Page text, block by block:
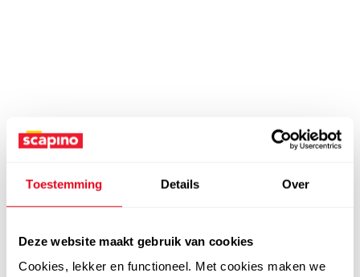
Toestemming Details Over
Deze website maakt gebruik van cookies
Cookies, lekker en functioneel. Met cookies maken we